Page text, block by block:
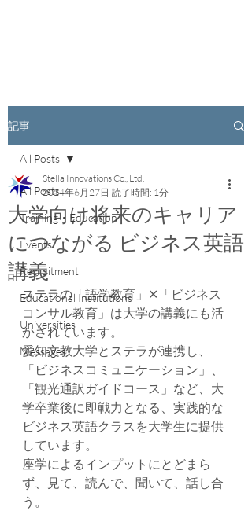
記事
All Posts
Training・Education
Events
Recruitment
Educational Institutions
Universities
Messages
All Posts
大学向け将来のキャリア
につながる ビジネス英語
講義
Stella Innovations Co., Ltd.
2024年6月27日 読了時間: 1分
ステラの「語学教育」✕「ビジネス
コンサル教育」は大学の講義にも活
かされています。
愛知文教大学とステラが連携し、
「ビジネスコミュニケーション」、
「観光通訳ガイドコース」など、大
学卒業後に即戦力となる、実践的な
ビジネス英語クラスを大学生に提供
しています。
座学によるインプットにとどまら
ず、見て、読んで、聞いて、話し合
う。